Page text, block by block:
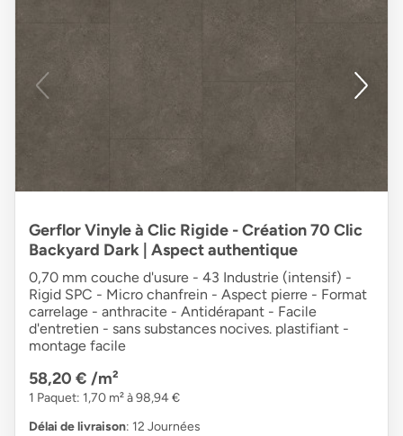
Gerflor Vinyle à Clic Rigide - Création 70 Clic
Backyard Dark | Aspect authentique
0,70 mm couche d'usure - 43 Industrie (intensif) -
Rigid SPC - Micro chanfrein - Aspect pierre - Format
carrelage - anthracite - Antidérapant - Facile
d'entretien - sans substances nocives. plastifiant -
montage facile
58,20 € /m²
1 Paquet: 1,70 m² à 98,94 €
Délai de livraison: 12 Journées